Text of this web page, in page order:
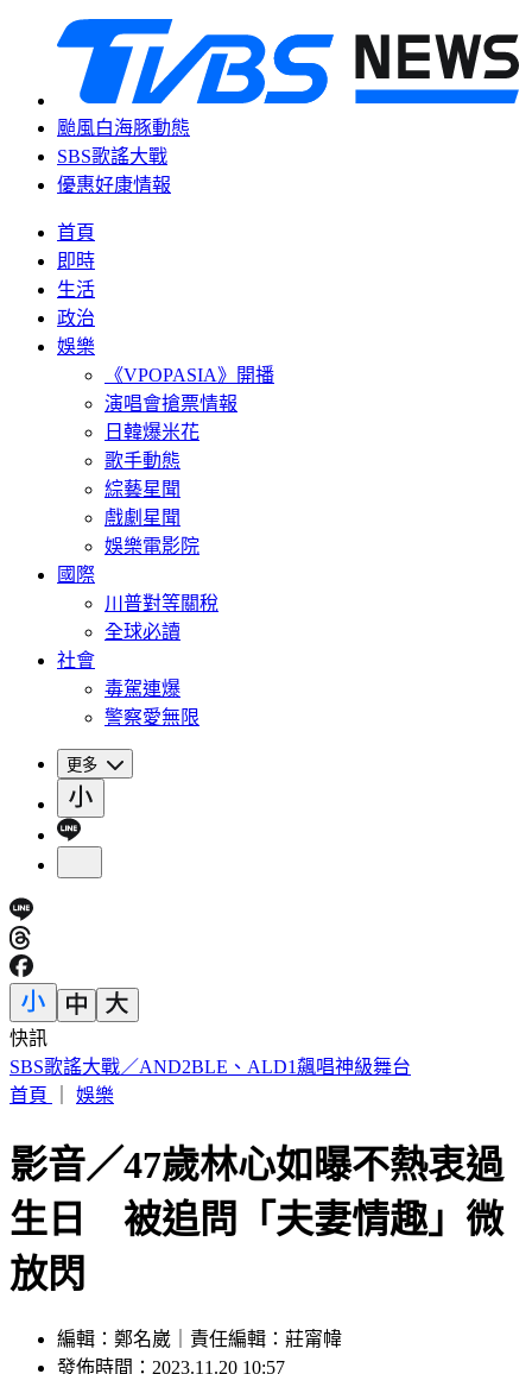
颱風白海豚動態
SBS歌謠大戰
優惠好康情報
首頁
即時
生活
政治
娛樂
《VPOPASIA》開播
演唱會搶票情報
日韓爆米花
歌手動態
綜藝星聞
戲劇星聞
娛樂電影院
國際
川普對等關稅
全球必讀
社會
毒駕連爆
警察愛無限
更多
快訊
SBS歌謠大戰／AND2BLE、ALD1飆唱神級舞台
首頁
娛樂
影音／47歲林心如曝不熱衷過
生日 被追問「夫妻情趣」微
放閃
編輯：鄭名崴｜責任編輯：莊甯幃
發佈時間：2023.11.20 10:57